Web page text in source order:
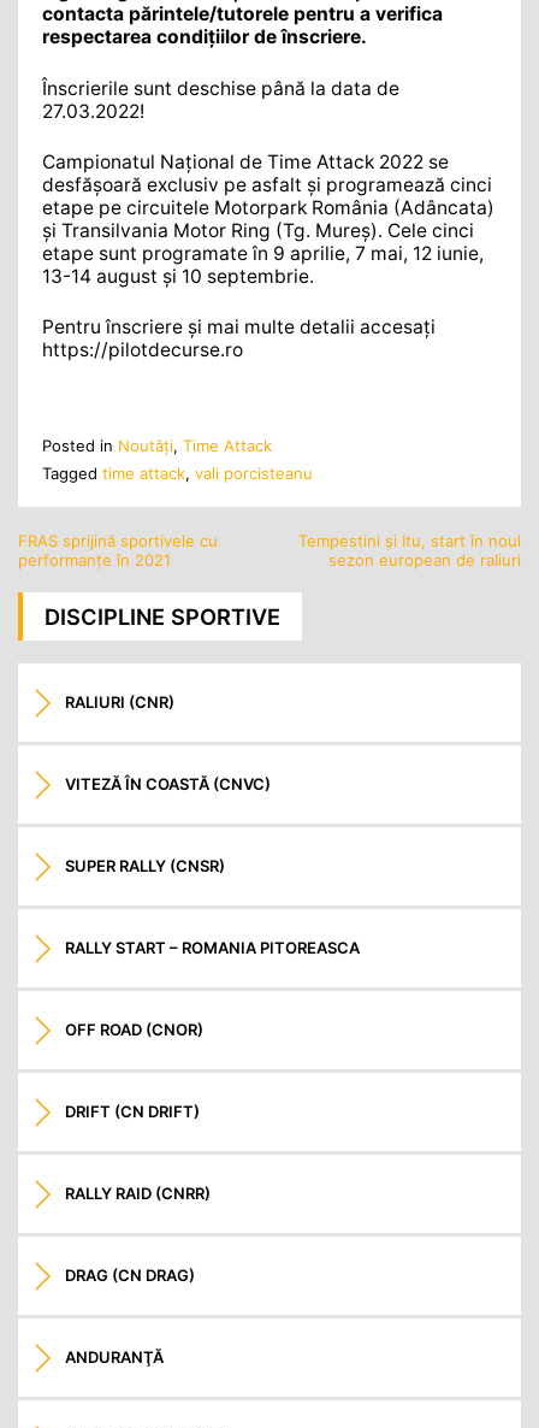
contacta părintele/tutorele pentru a verifica
respectarea condițiilor de înscriere.
Înscrierile sunt deschise până la data de
27.03.2022!
Campionatul Național de Time Attack 2022 se
desfășoară exclusiv pe asfalt și programează cinci
etape pe circuitele Motorpark România (Adâncata)
și Transilvania Motor Ring (Tg. Mureș). Cele cinci
etape sunt programate în 9 aprilie, 7 mai, 12 iunie,
13-14 august și 10 septembrie.
Pentru înscriere și mai multe detalii accesați
https://pilotdecurse.ro
Posted in Noutăţi, Time Attack
Tagged time attack, vali porcisteanu
Navigare
articole
FRAS sprijină sportivele cu
performanțe în 2021
Tempestini și Itu, start în noul
sezon european de raliuri
DISCIPLINE SPORTIVE
RALIURI (CNR)
VITEZĂ ÎN COASTĂ (CNVC)
SUPER RALLY (CNSR)
RALLY START – ROMANIA PITOREASCA
OFF ROAD (CNOR)
DRIFT (CN DRIFT)
RALLY RAID (CNRR)
DRAG (CN DRAG)
ANDURANŢĂ